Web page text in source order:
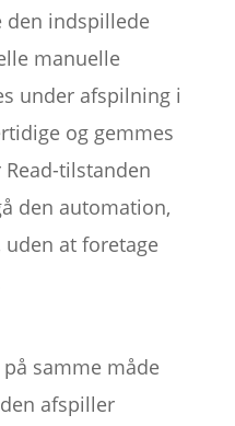
den indspillede
manuelle
under afspilning i
og gemmes
tilstanden
den automation,
at foretage
samme måde
afspiller